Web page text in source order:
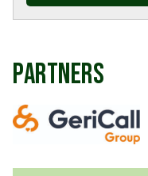
PARTNERS